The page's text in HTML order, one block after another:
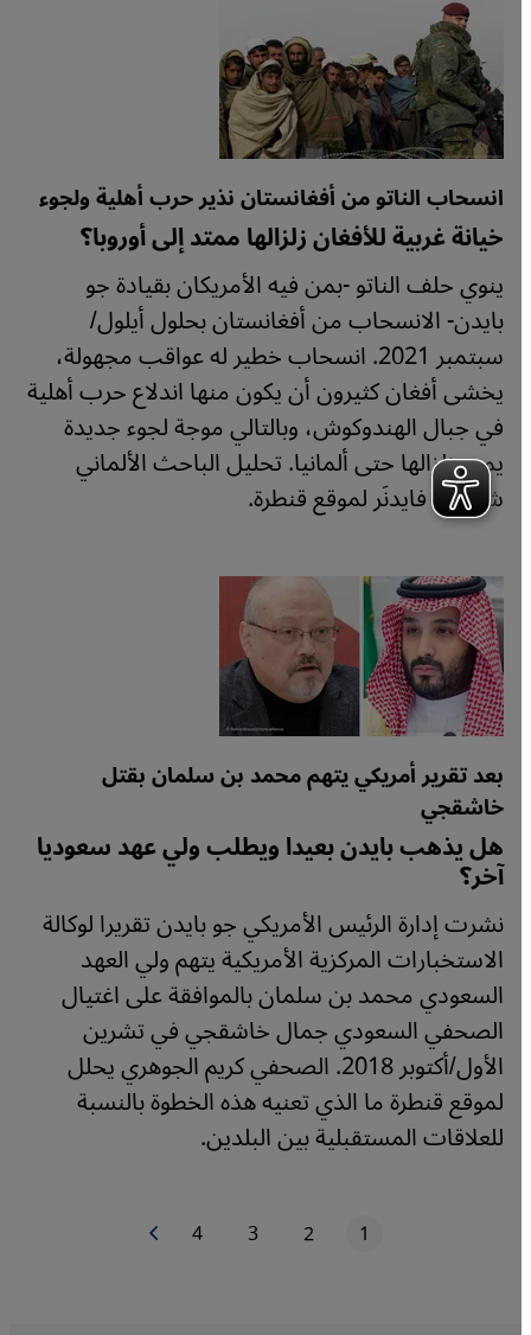
انسحاب الناتو من أفغانستان نذير حرب أهلية ولجوء
خيانة غربية للأفغان زلزالها ممتد إلى أوروبا؟
ينوي حلف الناتو -بمن فيه الأمريكان بقيادة جو
بايدن- الانسحاب من أفغانستان بحلول أيلول/
سبتمبر 2021. انسحاب خطير له عواقب مجهولة،
يخشى أفغان كثيرون أن يكون منها اندلاع حرب أهلية
في جبال الهندوكوش، وبالتالي موجة لجوء جديدة
يمتد زلزالها حتى ألمانيا. تحليل الباحث الألماني
شتيفان فايدنَر لموقع قنطرة.
بعد تقرير أمريكي يتهم محمد بن سلمان بقتل
خاشقجي
هل يذهب بايدن بعيدا ويطلب ولي عهد سعوديا
آخر؟
نشرت إدارة الرئيس الأمريكي جو بايدن تقريرا لوكالة
الاستخبارات المركزية الأمريكية يتهم ولي العهد
السعودي محمد بن سلمان بالموافقة على اغتيال
الصحفي السعودي جمال خاشقجي في تشرين
الأول/أكتوبر 2018. الصحفي كريم الجوهري يحلل
لموقع قنطرة ما الذي تعنيه هذه الخطوة بالنسبة
للعلاقات المستقبلية بين البلدين.
الصفحة الحاليّة1 الصفحة2 الصفحة3 الصفحة4 الصفحة التالية